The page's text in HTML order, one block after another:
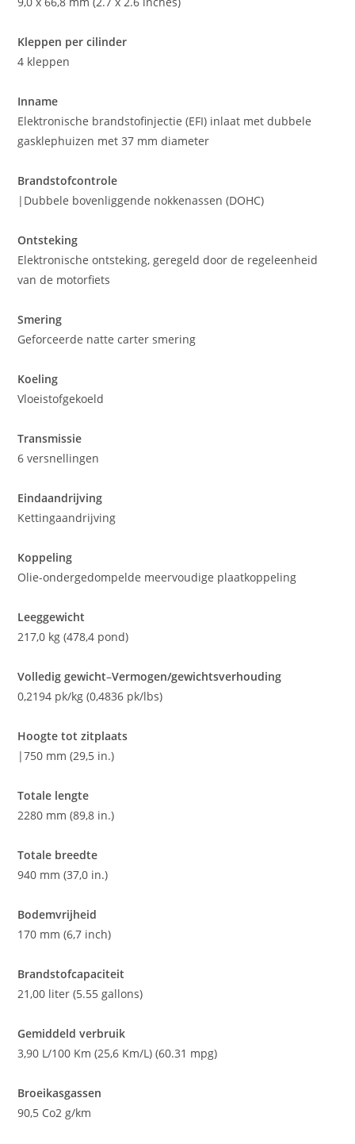
Kleppen per cilinder
4 kleppen
Inname
Elektronische brandstofinjectie (EFI) inlaat met dubbele
gasklephuizen met 37 mm diameter
Brandstofcontrole
|Dubbele bovenliggende nokkenassen (DOHC)
Ontsteking
Elektronische ontsteking, geregeld door de regeleenheid
van de motorfiets
Smering
Geforceerde natte carter smering
Koeling
Vloeistofgekoeld
Transmissie
6 versnellingen
Eindaandrijving
Kettingaandrijving
Koppeling
Olie-ondergedompelde meervoudige plaatkoppeling
Leeggewicht
217,0 kg (478,4 pond)
Volledig gewicht–Vermogen/gewichtsverhouding
0,2194 pk/kg (0,4836 pk/lbs)
Hoogte tot zitplaats
|750 mm (29,5 in.)
Totale lengte
2280 mm (89,8 in.)
Totale breedte
940 mm (37,0 in.)
Bodemvrijheid
170 mm (6,7 inch)
Brandstofcapaciteit
21,00 liter (5.55 gallons)
Gemiddeld verbruik
3,90 L/100 Km (25,6 Km/L) (60.31 mpg)
Broeikasgassen
90,5 Co2 g/km